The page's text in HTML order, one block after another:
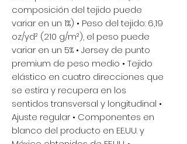
composición del tejido puede
variar en un 1%) • Peso del tejido: 6,19
oz/yd² (210 g/m²), el peso puede
variar en un 5% • Jersey de punto
premium de peso medio • Tejido
elástico en cuatro direcciones que
se estira y recupera en los
sentidos transversal y longitudinal •
Ajuste regular • Componentes en
blanco del producto en EE.UU. y